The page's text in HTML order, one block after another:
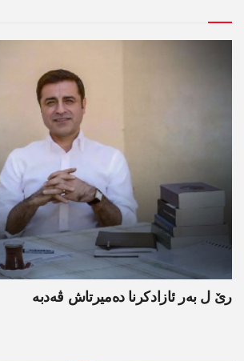
رێ ل بەر ئازادکرنا دەمیرتاش ڤەدبە